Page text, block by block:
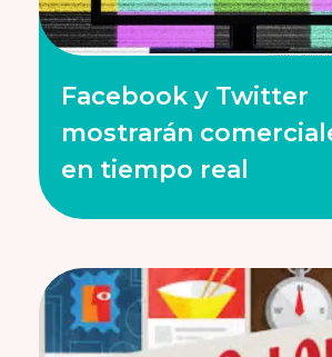
Facebook y Twitter
mostrarán
en tiempo real